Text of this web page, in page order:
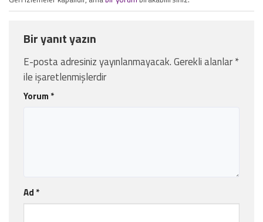
Bir yanıt yazın
E-posta adresiniz yayınlanmayacak.Gerekli alanlar*
ile işaretlenmişlerdir
Yorum *
Ad *